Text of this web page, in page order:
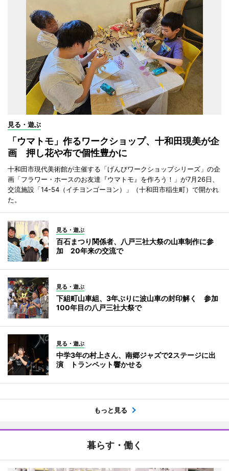
見る・遊ぶ
「ウマトモ」作るワークショップ、十和田現美が企
画 押し花や布で個性豊かに
十和田市現代美術館が主催する「げんびワークショップシリーズ」の企
画「フラワー・ホースのお友達『ウマトモ』を作ろう！」が7月26日、
交流施設「14-54（イチヨンゴーヨン）」（十和田市稲生町）で開かれ
た。
見る・遊ぶ
百石まつり関係者、八戸三社大祭の山車制作に参
加 20年来の交流で
見る・遊ぶ
下組町山車組、3年ぶりに波山車の封印解く 参加
100年目の八戸三社大祭で
見る・遊ぶ
中学3年の村上さん、南郷ジャズで2ステージに出
演 トランペット響かせる
もっと見る
暮らす・働く